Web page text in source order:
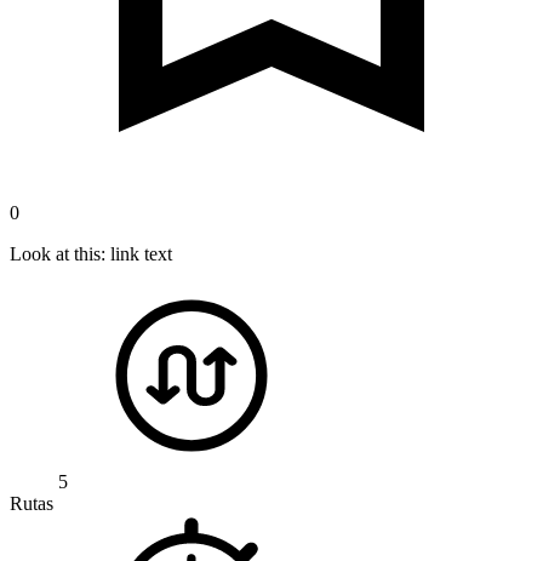
0
Look at this: link text
5
Rutas